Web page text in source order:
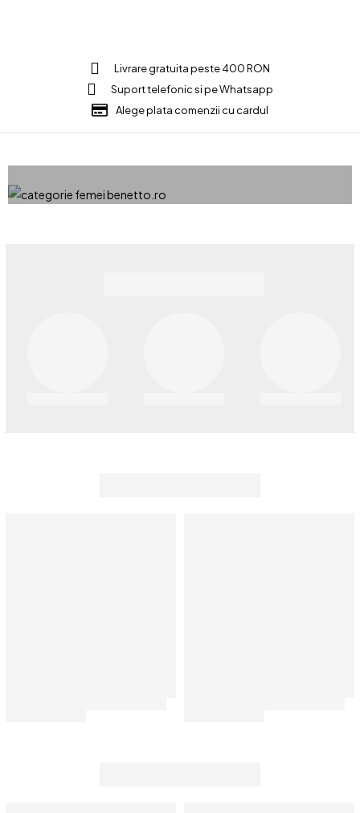
Livrare gratuita peste 400 RON
Suport telefonic si pe Whatsapp
Alege plata comenzii cu cardul
Barbati
Femei
Vezi produsele